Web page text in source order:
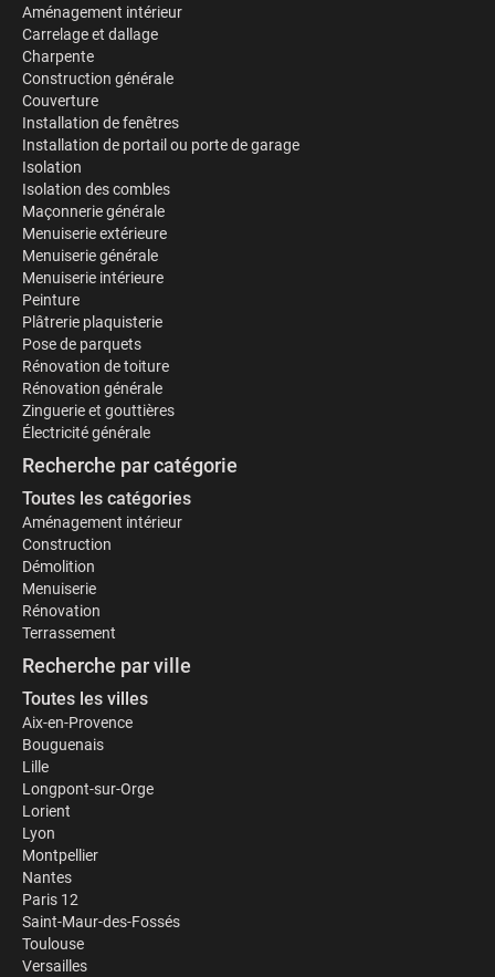
Aménagement intérieur
Carrelage et dallage
Charpente
Construction générale
Couverture
Installation de fenêtres
Installation de portail ou porte de garage
Isolation
Isolation des combles
Maçonnerie générale
Menuiserie extérieure
Menuiserie générale
Menuiserie intérieure
Peinture
Plâtrerie plaquisterie
Pose de parquets
Rénovation de toiture
Rénovation générale
Zinguerie et gouttières
Électricité générale
Recherche par catégorie
Toutes les catégories
Aménagement intérieur
Construction
Démolition
Menuiserie
Rénovation
Terrassement
Recherche par ville
Toutes les villes
Aix-en-Provence
Bouguenais
Lille
Longpont-sur-Orge
Lorient
Lyon
Montpellier
Nantes
Paris 12
Saint-Maur-des-Fossés
Toulouse
Versailles